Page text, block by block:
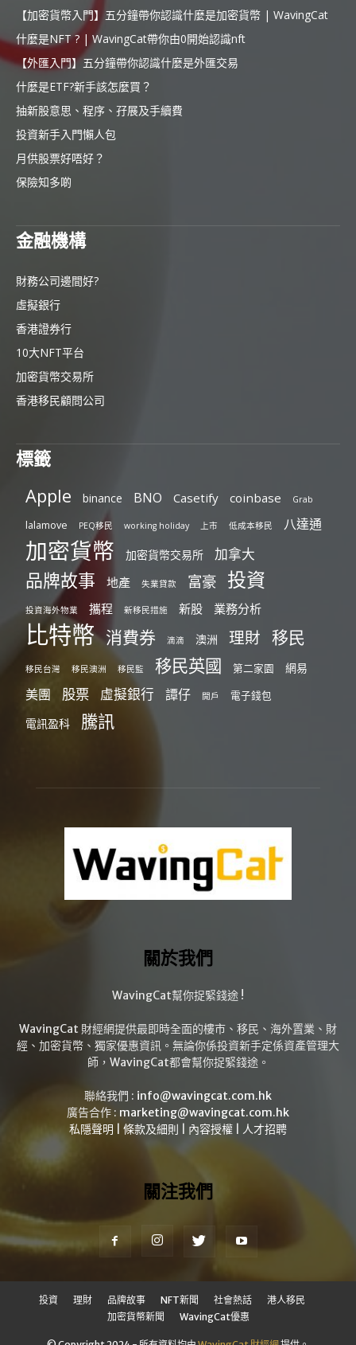
【加密貨幣入門】五分鐘帶你認識什麼是加密貨幣 | WavingCat
什麼是NFT ? | WavingCat帶你由0開始認識nft
【外匯入門】五分鐘帶你認識什麼是外匯交易
什麼是ETF?新手該怎麼買？
抽新股意思、程序、孖展及手續費
投資新手入門懶人包
月供股票好唔好？
保險知多啲
金融機構
財務公司邊間好?
虛擬銀行
香港證券行
10大NFT平台
加密貨幣交易所
香港移民顧問公司
標籤
Apple binance BNO Casetify coinbase Grab
lalamove PEQ移民 working holiday 上市 低成本移民 八達通
加密貨幣 加密貨幣交易所 加拿大
品牌故事 地產 失業貸款 富豪 投資
投資海外物業 攜程 新移民措施 新股 業務分析
比特幣 消費券 滴滴 澳洲 理財 移民
移民台灣 移民澳洲 移民監 移民英國 第二家園 網易
美團 股票 虛擬銀行 譚仔 開戶 電子錢包
電訊盈科 騰訊
關於我們
WavingCat幫你捉緊錢途 !
WavingCat 財經網提供最即時全面的樓市、移民、海外置業、財
經、加密貨幣、獨家優惠資訊。無論你係投資新手定係資產管理大
師，WavingCat都會幫你捉緊錢途。
聯絡我們 : info@wavingcat.com.hk
廣告合作 : marketing@wavingcat.com.hk
私隱聲明
條款及細則 內容授權 人才招聘
關注我們
投資 理財 品牌故事 NFT新聞 社會熱話
港人移民
加密貨幣新聞
WavingCat優惠